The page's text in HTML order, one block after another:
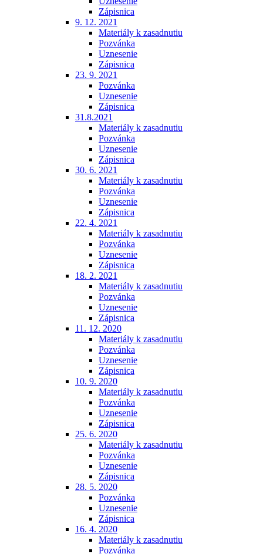
Zápisnica
9. 12. 2021
Materiály k zasadnutiu
Pozvánka
Uznesenie
Zápisnica
23. 9. 2021
Pozvánka
Uznesenie
Zápisnica
31.8.2021
Materiály k zasadnutiu
Pozvánka
Uznesenie
Zápisnica
30. 6. 2021
Materiály k zasadnutiu
Pozvánka
Uznesenie
Zápisnica
22. 4. 2021
Materiály k zasadnutiu
Pozvánka
Uznesenie
Zápisnica
18. 2. 2021
Materiály k zasadnutiu
Pozvánka
Uznesenie
Zápisnica
11. 12. 2020
Materiály k zasadnutiu
Pozvánka
Uznesenie
Zápisnica
10. 9. 2020
Materiály k zasadnutiu
Pozvánka
Uznesenie
Zápisnica
25. 6. 2020
Materiály k zasadnutiu
Pozvánka
Uznesenie
Zápisnica
28. 5. 2020
Pozvánka
Uznesenie
Zápisnica
16. 4. 2020
Materiály k zasadnutiu
Pozvánka